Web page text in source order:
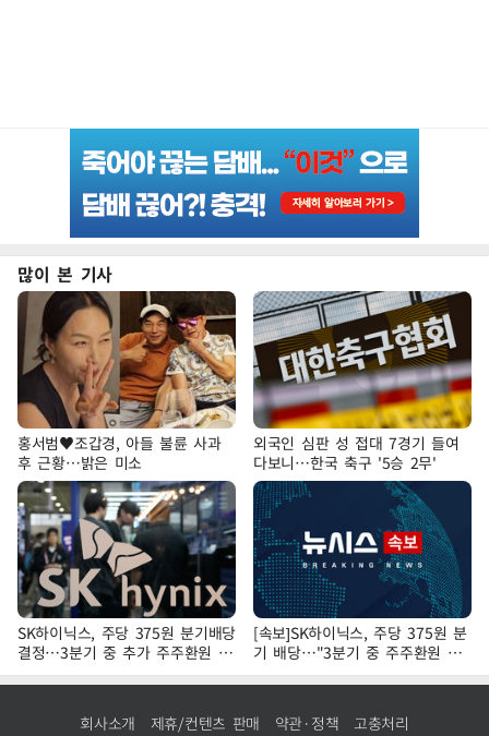
많이 본 기사
홍서범♥조갑경, 아들 불륜 사과
후 근황…밝은 미소
외국인 심판 성 접대 7경기 들여
다보니…한국 축구 '5승 2무'
SK하이닉스, 주당 375원 분기배당
결정…3분기 중 추가 주주환원 발
표
[속보]SK하이닉스, 주당 375원 분
기 배당…"3분기 중 주주환원 방
안 확정"
회사소개 제휴/컨텐츠 판매 약관·정책 고충처리